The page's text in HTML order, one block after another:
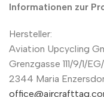
Informationen zur
Hersteller:
Aviation Upcycling
Grenzgasse 111/9/1/EG/
2344 Maria